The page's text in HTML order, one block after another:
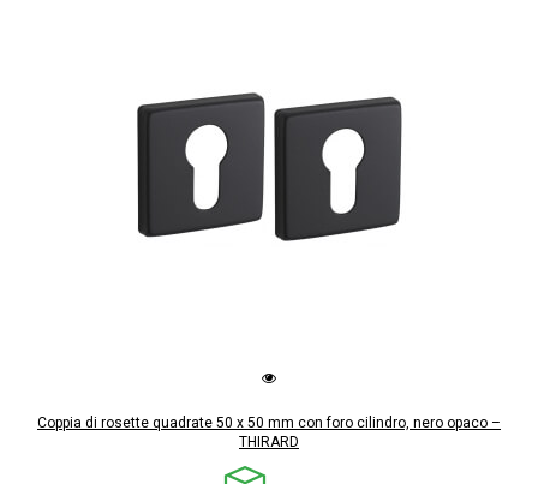
Coppia di rosette quadrate 50 x 50 mm con foro cilindro, nero opaco –
THIRARD